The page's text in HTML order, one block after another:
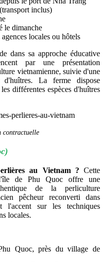
inclus)
le dimanche
locales ou hôtels
dans sa approche éducative
par une présentation
vietnamienne, suivie d'une
d'huîtres. La ferme dispose
différentes espèces d'huîtres
contractuelle
au Vietnam ? Cette
de Phu Quoc offre une
de la perliculture
pêcheur reconverti dans
l'accent sur les techniques
locales.
Quoc, près du village de